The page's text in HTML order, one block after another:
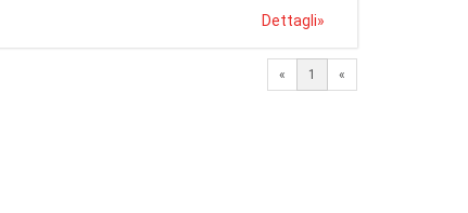
Dettagli»
« 1 «